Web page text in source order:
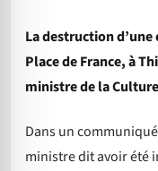
La destruction
Place de France, à
ministre de la
Dans un
ministre dit avoir été